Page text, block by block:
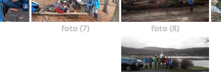
foto (7) foto (8)